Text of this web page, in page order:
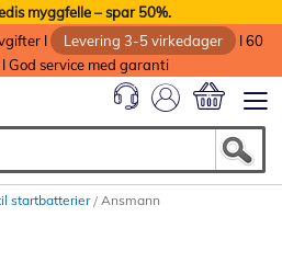
myggfelle – spar 50%.
I
Levering 3-5 virkedager
I 60
God service med garanti
startbatterier Ansmann